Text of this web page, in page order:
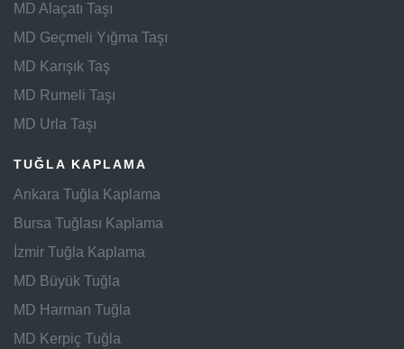
MD Alaçatı Taşı
MD Geçmeli Yığma Taşı
MD Karışık Taş
MD Rumeli Taşı
MD Urla Taşı
TUĞLA KAPLAMA
Ankara Tuğla Kaplama
Bursa Tuğlası Kaplama
İzmir Tuğla Kaplama
MD Büyük Tuğla
MD Harman Tuğla
MD Kerpiç Tuğla